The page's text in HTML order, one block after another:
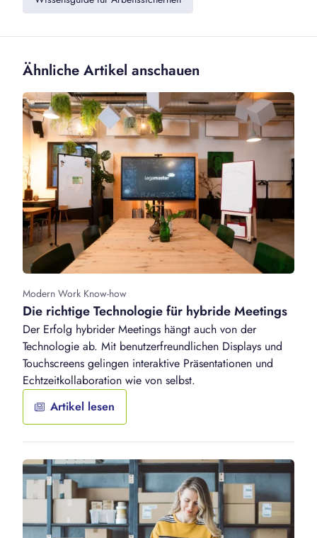
Ähnliche Artikel anschauen
Modern Work Know-how
Die richtige Technologie für hybride Meetings
Der Erfolg hybrider Meetings hängt auch von der
Technologie ab. Mit benutzerfreundlichen Displays und
Touchscreens gelingen interaktive Präsentationen und
Echtzeitkollaboration wie von selbst.
Artikel lesen